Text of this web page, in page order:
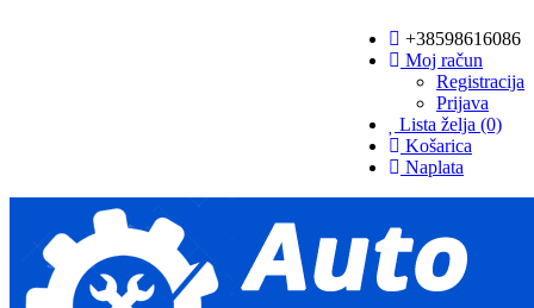
+38598616086
Moj račun
Registracija
Prijava
Lista želja (0)
Košarica
Naplata